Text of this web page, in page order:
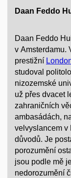
Daan Feddo
Daan Feddo
v Amsterdamu.
prestižní
studoval
nizozemské
už přes dvacet
zahraničních
ambasádách,
velvyslancem v
důvodů. Je
porozumění
jsou podle mě
nedorozumění